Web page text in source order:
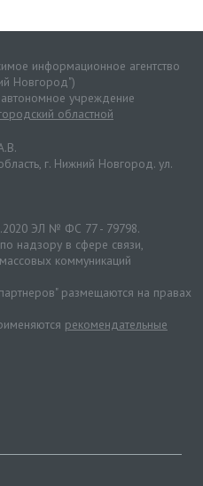
информационное агентство
Новгород")
учреждение
областной
г. Нижний Новгород. ул.
ЭЛ № ФС 77 - 79798.
надзору в сфере связи,
коммуникаций
размещаются на правах
рекомендательные